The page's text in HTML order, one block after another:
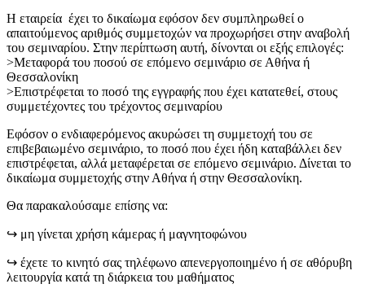
Η εταιρεία έχει το δικαίωμα εφόσον δεν συμπληρωθεί ο
απαιτούμενος αριθμός συμμετοχών να προχωρήσει στην αναβολή
του σεμιναρίου. Στην περίπτωση αυτή, δίνονται οι εξής επιλογές:
>Μεταφορά του ποσού σε επόμενο σεμινάριο σε Αθήνα ή
Θεσσαλονίκη
>Επιστρέφεται το ποσό της εγγραφής που έχει κατατεθεί, στους
συμμετέχοντες του τρέχοντος σεμιναρίου
Εφόσον ο ενδιαφερόμενος ακυρώσει τη συμμετοχή του σε
επιβεβαιωμένο σεμινάριο, το ποσό που έχει ήδη καταβάλλει δεν
επιστρέφεται, αλλά μεταφέρεται σε επόμενο σεμινάριο. Δίνεται το
δικαίωμα συμμετοχής στην Αθήνα ή στην Θεσσαλονίκη.
Θα παρακαλούσαμε επίσης να:
↪ μη γίνεται χρήση κάμερας ή μαγνητοφώνου
↪ έχετε το κινητό σας τηλέφωνο απενεργοποιημένο ή σε αθόρυβη
λειτουργία κατά τη διάρκεια του μαθήματος